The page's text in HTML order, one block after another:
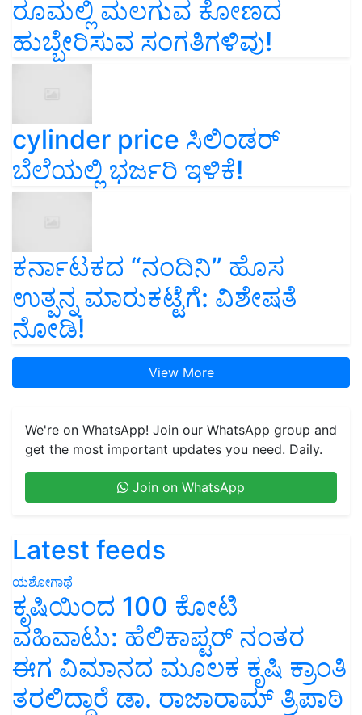
ರೂಮಲ್ಲಿ ಮಲಗುವ ಕೋಣದ
ಹುಬ್ಬೇರಿಸುವ ಸಂಗತಿಗಳಿವು!
cylinder price ಸಿಲಿಂಡರ್‌
ಬೆಲೆಯಲ್ಲಿ ಭರ್ಜರಿ ಇಳಿಕೆ!
ಕರ್ನಾಟಕದ “ನಂದಿನಿ” ಹೊಸ
ಉತ್ಪನ್ನ ಮಾರುಕಟ್ಟೆಗೆ: ವಿಶೇಷತೆ
ನೋಡಿ!
View More
We're on WhatsApp! Join our WhatsApp group and
get the most important updates you need. Daily.
Join on WhatsApp
Latest feeds
ಯಶೋಗಾಥೆ
ಕೃಷಿಯಿಂದ 100 ಕೋಟಿ
ವಹಿವಾಟು: ಹೆಲಿಕಾಪ್ಟರ್ ನಂತರ
ಈಗ ವಿಮಾನದ ಮೂಲಕ ಕೃಷಿ ಕ್ರಾಂತಿ
ತರಲಿದ್ದಾರೆ ಡಾ. ರಾಜಾರಾಮ್ ತ್ರಿಪಾಠಿ